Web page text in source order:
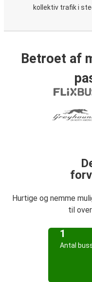
kollektiv trafik i
Betroet af
Hurtige og nemme
til
1
Antal